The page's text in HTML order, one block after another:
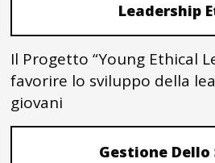
Leadership
Il Progetto “Young Ethical
favorire lo sviluppo della
giovani
Gestione Dello